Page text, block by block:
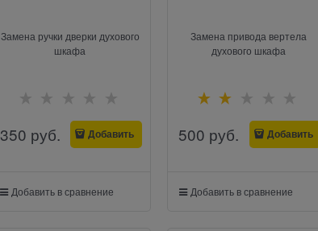
Замена ручки дверки духового
шкафа
350 руб. Добавить
Добавить в сравнение
Замена привода вертела
духового шкафа
500 руб. Добавить
Добавить в сравнение